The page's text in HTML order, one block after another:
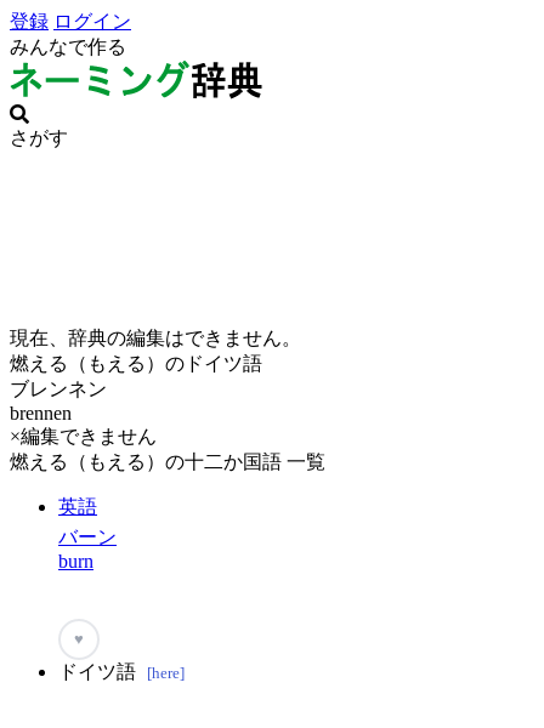
登録 ログイン
みんなで作る
さがす
現在、辞典の編集はできません。
燃える（もえる）のドイツ語
ブレンネン
brennen
×編集できません
燃える（もえる）の十二か国語 一覧
英語
バーン
burn
♥
ドイツ語 [here]